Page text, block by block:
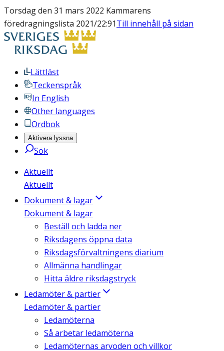
Torsdag den 31 mars 2022 Kammarens
föredragningslista 2021/22:91Till innehåll på sidan
Lättläst
Teckenspråk
In English
Other languages
Ordbok
Aktivera lyssna
Sök
Aktuellt
Aktuellt
Dokument & lagar
Dokument & lagar
Beställ och ladda ner
Riksdagens öppna data
Riksdagsförvaltningens diarium
Allmänna handlingar
Hitta äldre riksdagstryck
Ledamöter & partier
Ledamöter & partier
Ledamöterna
Så arbetar ledamöterna
Ledamöternas arvoden och villkor